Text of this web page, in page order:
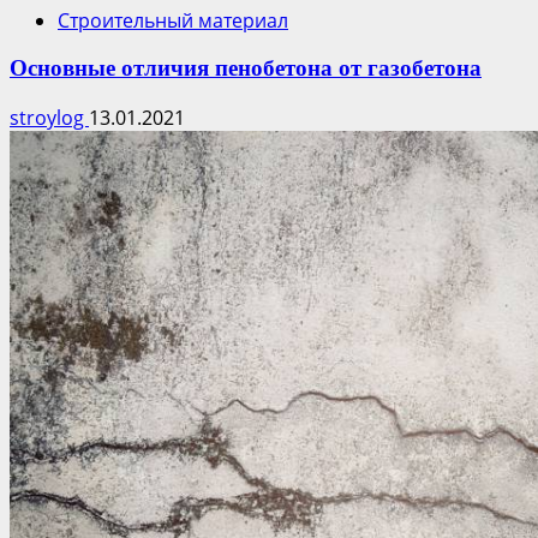
Строительный материал
Основные отличия пенобетона от газобетона
stroylog 13.01.2021